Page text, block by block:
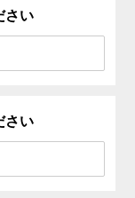
さい
さい